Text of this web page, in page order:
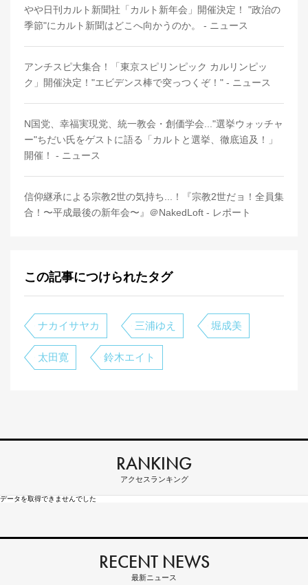
やや日刊カルト新聞社「カルト新年会」開催決定！ "政治の
季節"にカルト新聞はどこへ向かうのか。 - ニュース
アンチスピ大集合！「東京スピリンピック カルリンピッ
ク」開催決定！"エビデンス棒で突っつくぞ！" - ニュース
N国党、幸福実現党、統一教会・創価学会..."選挙ウォッチャ
ー"ちだい氏をゲストに語る「カルトと選挙、徹底追及！」
開催！ - ニュース
信仰継承による宗教2世の気持ち...！『宗教2世だョ！全員集
合！〜平成最後の新年会〜』＠NakedLoft - レポート
この記事につけられたタグ
ナカイサヤカ 三浦ゆえ 堀成美
太田寛 鈴木エイト
RANKING
アクセスランキング
データを取得できませんでした
RECENT NEWS
最新ニュース